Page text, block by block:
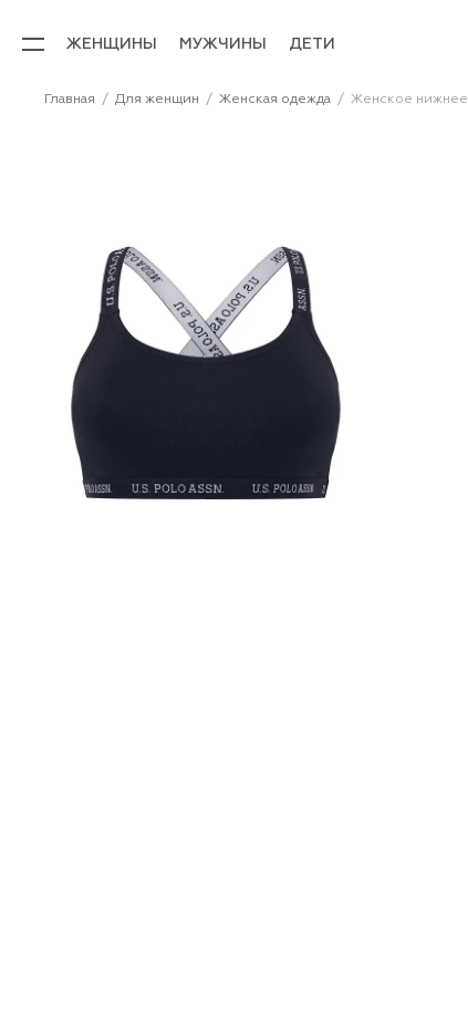
ЖЕНЩИНЫ МУЖЧИНЫ ДЕТИ
Главная Для женщин Женская одежда Женское